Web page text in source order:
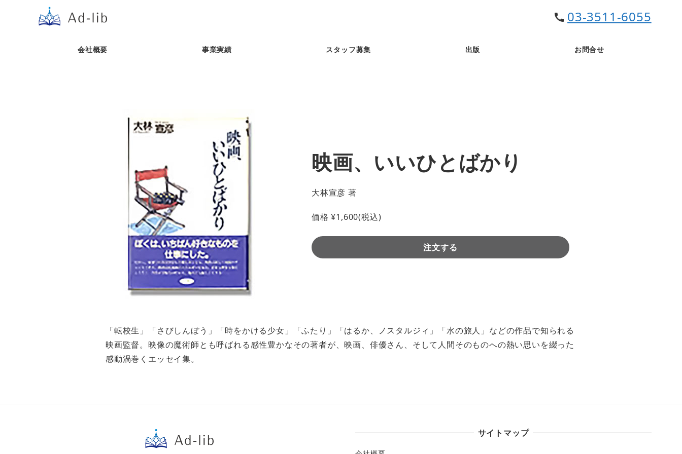
call 03-3511-6055
会社概要 事業実績 スタッフ募集 出版 お問合せ
映画、いいひとばかり
大林宣彦 著
価格¥1,600(税込)
注文する
「転校生」「さびしんぼう」「時をかける少女」「ふたり」「はるか、ノスタルジィ」「水の旅人」などの作品で知られる
映画監督。映像の魔術師とも呼ばれる感性豊かなその著者が、映画、俳優さん、そして人間そのものへの熱い思いを綴った
感動渦巻くエッセイ集。
サイトマップ